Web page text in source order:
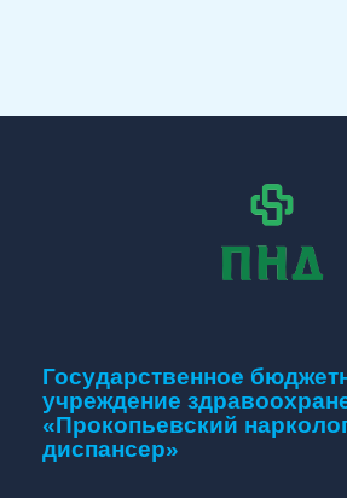
Государственное
учреждение
«Прокопьевский
диспансер»